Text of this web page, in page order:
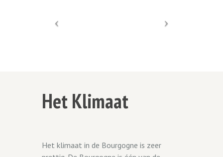
Het Klimaat
Het klimaat in de Bourgogne is zeer